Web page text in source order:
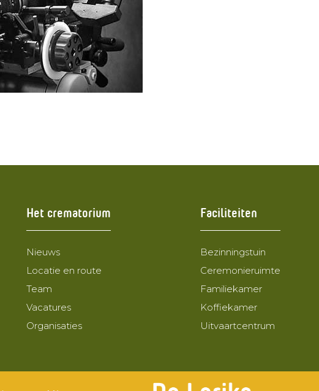
Het crematorium
Nieuws
Locatie en route
Team
Vacatures
Organisaties
Faciliteiten
Bezinningstuin
Ceremonieruimte
Familiekamer
Koffiekamer
Uitvaartcentrum